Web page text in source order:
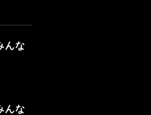
んな
んな